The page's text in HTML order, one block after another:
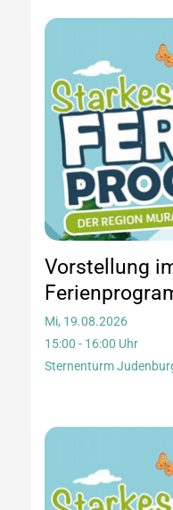
Vorstellung
Mi, 19.08.2026
15:00 - 16:00 Uhr
Sternenturm